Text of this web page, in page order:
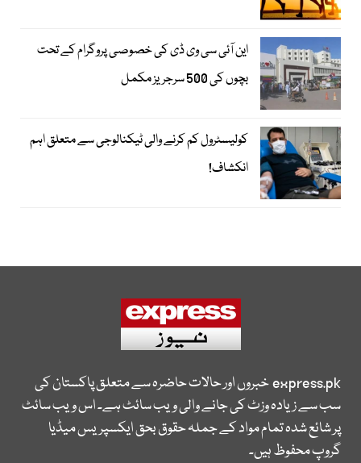
این آئی سی وی ڈی کی خصوصی پروگرام کے تحت
بچوں کی 500 سرجریز مکمل
کولیسٹرول کم کرنے والی ٹیکنالوجی سے متعلق اہم
انکشاف!
express.pkخبروں اور حالات حاضرہ سے متعلق پاکستان کی
سب سے زیادہ وزٹ کی جانے والی ویب سائٹ ہے۔ اس ویب سائٹ
پر شائع شدہ تمام مواد کے جملہ حقوق بحق ایکسپریس میڈیا
گروپ محفوظ ہیں۔